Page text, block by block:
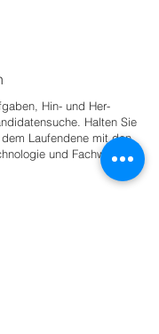
Hin- und Her-
Halten Sie
Laufendene mit den
und Fachwissen